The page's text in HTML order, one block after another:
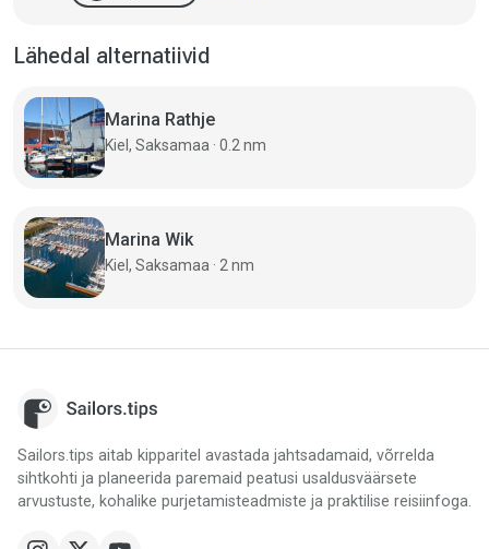
Lähedal alternatiivid
Marina Rathje
Kiel, Saksamaa · 0.2 nm
Marina Wik
Kiel, Saksamaa · 2 nm
Sailors.tips aitab kipparitel avastada jahtsadamaid, võrrelda
sihtkohti ja planeerida paremaid peatusi usaldusväärsete
arvustuste, kohalike purjetamisteadmiste ja praktilise reisiinfoga.